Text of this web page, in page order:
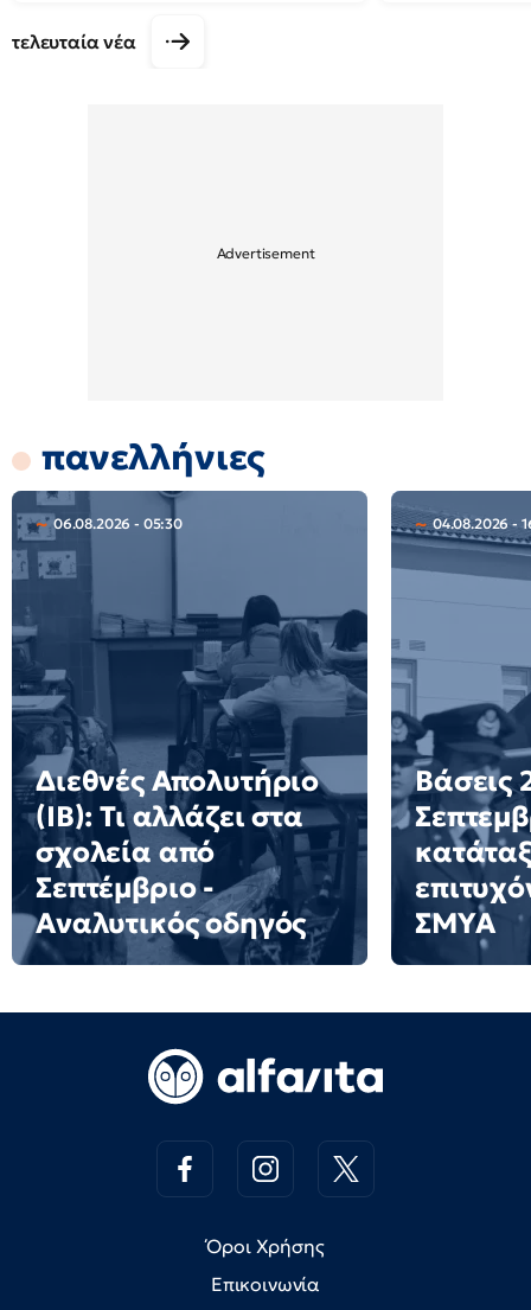
τελευταία νέα
πανελλήνιες
06.08.2026 - 05:30
Διεθνές Απολυτήριο
(IB): Τι αλλάζει στα
σχολεία από
Σεπτέμβριο -
Αναλυτικός οδηγός
04.08.2026 -
Βάσεις
ΣΜΥΑ
Όροι Χρήσης
Επικοινωνία